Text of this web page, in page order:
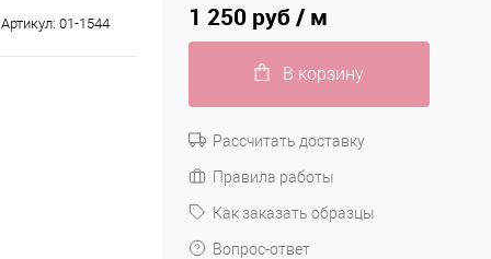
Артикул: 01-1544 1 250 руб/ м
В корзину
Рассчитать доставку
Правила работы
Как заказать образцы
Вопрос-ответ